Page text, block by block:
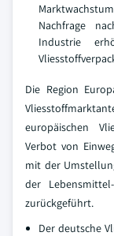
Nachfrage
Industrie
Die Region
europäischen
Verbot von
mit der
der
zurückgeführt.
Der deutsche